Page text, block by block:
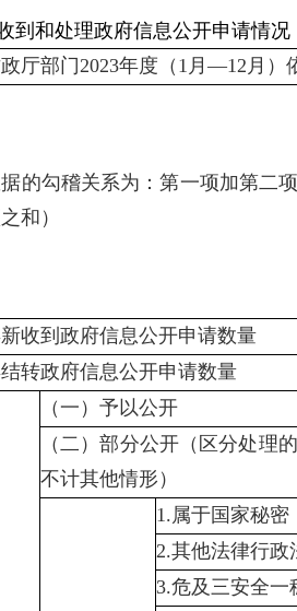
到和处理政府信息公开申请情况
厅部门2023年度（1月—12月）
据的勾稽关系为：第一项加第二
和）
收到政府信息公开申请数量
转政府信息公开申请数量
（一）予以公开
（二）部分公开（区分处理
不计其他情形）
1.属于国家秘密
2.其他法律行政
3.危及三安全一